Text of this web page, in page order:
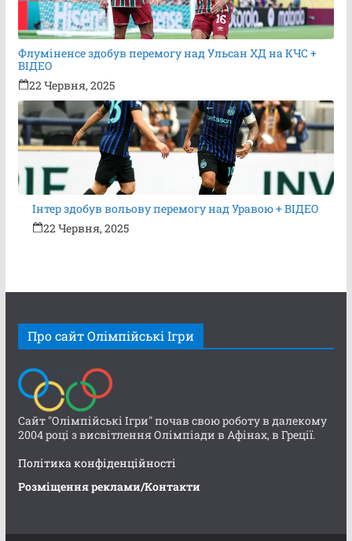
Флуміненсе здобув перемогу над Ульсан ХД на КЧС +
ВІДЕО
22 Червня, 2025
Інтер здобув вольову перемогу над Уравою + ВІДЕО
22 Червня, 2025
Про сайт Олімпійські Ігри
Сайт "Олімпійські Ігри" почав свою роботу в далекому
2004 році з висвітлення Олімпіади в Афінах, в Греції.
Політика конфіденційності
Розміщення реклами/Контакти